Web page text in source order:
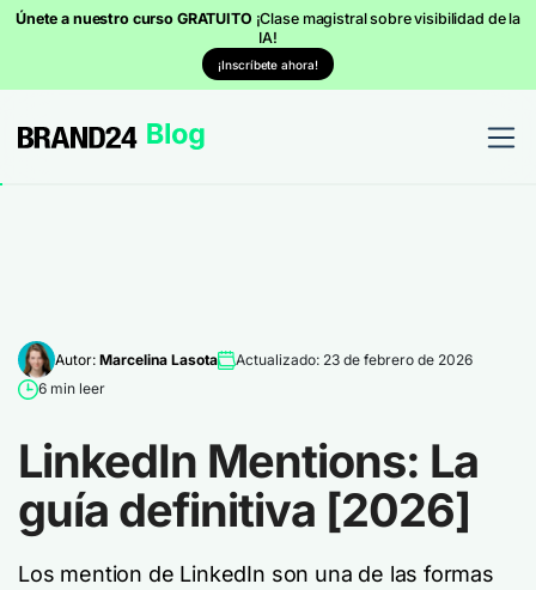
Únete a nuestro curso GRATUITO ¡Clase magistral sobre visibilidad de la
IA!
¡Inscríbete ahora!
Autor: Marcelina Lasota
Actualizado: 23 de febrero de 2026
6 min leer
LinkedIn Mentions: La
guía definitiva [2026]
Los mention de LinkedIn son una de las formas